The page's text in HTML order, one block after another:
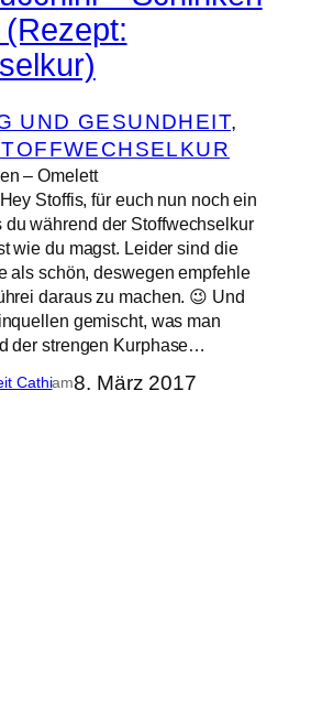
UND GESUNDHEIT
– Omelett
Stoffis, für euch nun noch ein
du während der Stoffwechselkur
wie du magst. Leider sind die
als schön, deswegen empfehle
daraus zu machen. 😉 Und
gemischt, was man
der strengen Kurphase…
Cathiam8. März 2017